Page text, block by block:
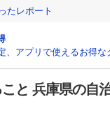
たレポート
、アプリで使えるお得な
と 兵庫県の自